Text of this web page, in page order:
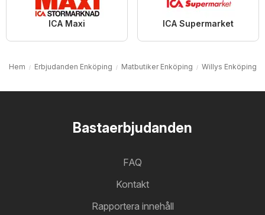
ICA Maxi ICA Supermarket
Hem Erbjudanden Enköping Matbutiker Enköping Willys Enköping
Bastaerbjudanden
FAQ
Kontakt
Rapportera innehåll